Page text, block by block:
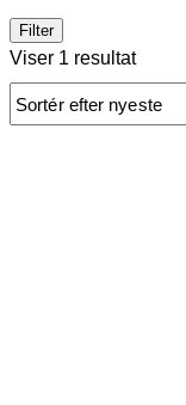
Filter
Viser 1 resultat